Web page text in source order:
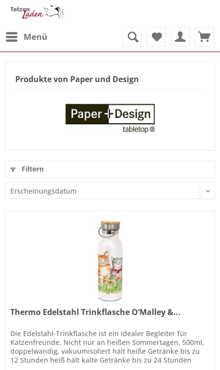
Menü
Produkte von Paper und Design
Filtern
Thermo Edelstahl Trinkflasche O‘Malley &...
Die Edelstahl-Trinkflasche ist ein idealer Begleiter für
Katzenfreunde. Nicht nur an heißen Sommertagen. 500ml,
doppelwandig, vakuumisoliert hält heiße Getränke bis zu
12 Stunden heiß hält kalte Getränke bis zu 24 Stunden